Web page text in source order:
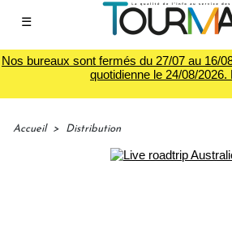
☰
Nos bureaux sont fermés du 27/07 au 16/
quotidienne le 24/08/2026.
Accueil > Distribution